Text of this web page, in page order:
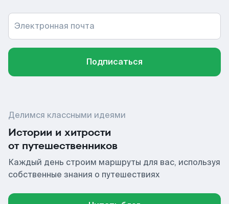
Электронная почта
Подписаться
Делимся классными идеями
Истории и хитрости
от путешественников
Каждый день строим маршруты для вас, используя
собственные знания о путешествиях